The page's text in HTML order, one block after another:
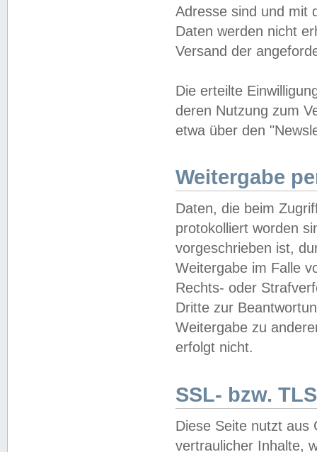
Adresse sind und mit
Daten werden nicht
Versand der
Die erteilte
deren Nutzung zum
etwa über den
Weitergabe
Daten, die beim
protokolliert worden
vorgeschrieben ist,
Weitergabe im Falle
Rechts- oder
Dritte zur
Weitergabe zu
erfolgt nicht.
SSL- bzw.
Diese Seite nutzt aus
vertraulicher Inhalte,